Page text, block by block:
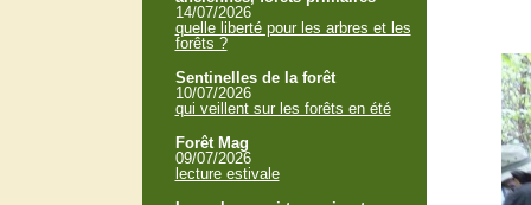
14/07/2026
quelle liberté pour les arbres et les
forêts ?
Sentinelles de la forêt
10/07/2026
qui veillent sur les forêts en été
Forêt Mag
09/07/2026
lecture estivale